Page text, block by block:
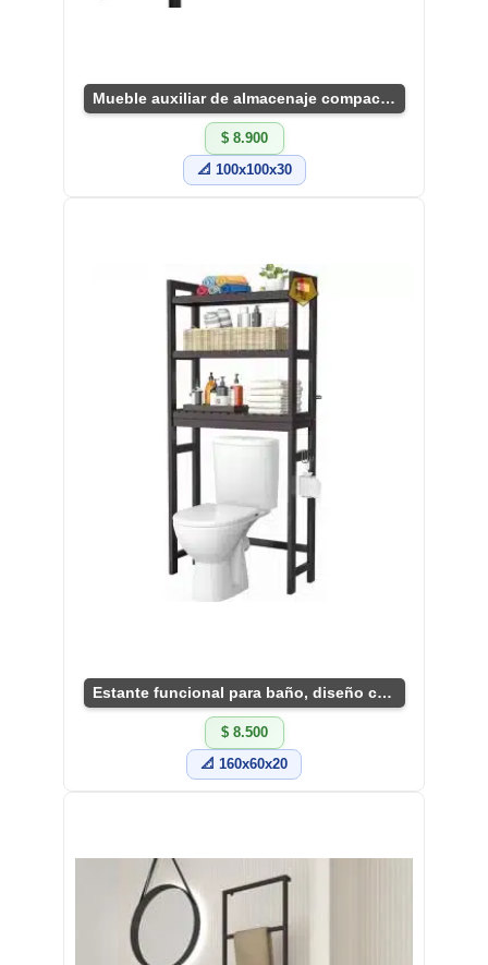
Mueble auxiliar de almacenaje compacto y útil
$ 8.900
📐 100x100x30
Estante funcional para baño, diseño compacto y útil
$ 8.500
📐 160x60x20